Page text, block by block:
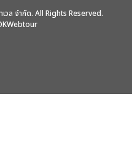
ล จำกัด. All Rights Reserved.